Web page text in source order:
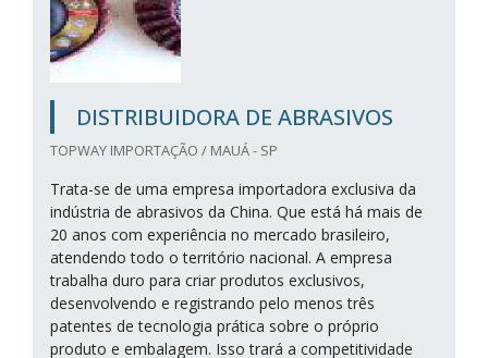
DISTRIBUIDORA DE ABRASIVOS
TOPWAY IMPORTAÇÃO / MAUÁ - SP
Trata-se de uma empresa importadora exclusiva da
indústria de abrasivos da China. Que está há mais de
20 anos com experiência no mercado brasileiro,
atendendo todo o território nacional. A empresa
trabalha duro para criar produtos exclusivos,
desenvolvendo e registrando pelo menos três
patentes de tecnologia prática sobre o próprio
produto e embalagem. Isso trará a competitividade